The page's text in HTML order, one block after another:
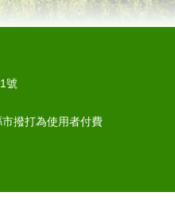
號
撥打為使用者付費